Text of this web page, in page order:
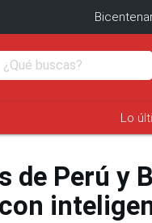
Lo
de Perú y